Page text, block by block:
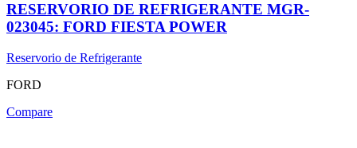
RESERVORIO DE REFRIGERANTE MGR-
023045: FORD FIESTA POWER
Reservorio de Refrigerante
FORD
Compare